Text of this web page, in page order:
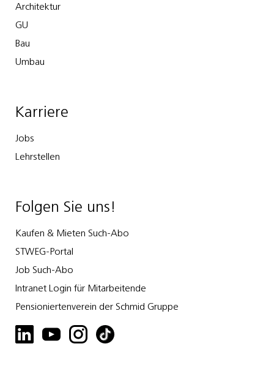
Architektur
GU
Bau
Umbau
Karriere
Jobs
Lehrstellen
Folgen Sie uns!
Kaufen & Mieten Such-Abo
STWEG-Portal
Job Such-Abo
Intranet Login für Mitarbeitende
Pensioniertenverein der Schmid Gruppe